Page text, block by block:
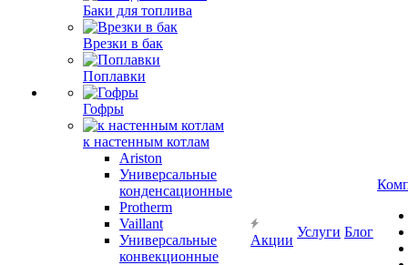
Баки для топлива
Врезки в бак
Поплавки
Гофры
к настенным котлам
Ariston
Универсальные
конденсационные
Protherm
Vaillant
Универсальные
конвекционные
Акции
Услуги Блог